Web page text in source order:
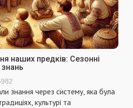
наших предків: Сезонні
знання через систему, яка була
культурі та